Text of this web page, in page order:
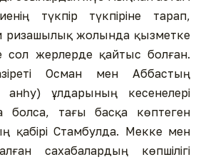
түкпір түкпіріне тарап,
ризашылық жолында қызметке
сол жерлерде қайтыс болған.
Осман мен Аббастың
анһу) ұлдарының кесенелері
болса, тағы басқа көптеген
қабірі Стамбулда. Мекке мен
сахабалардың көпшілігі